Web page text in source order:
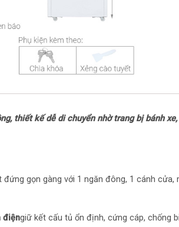
thiết kế dễ di chuyển nhờ trang bị bánh
gọn gàng với 1 ngăn đông, 1 cánh
điệngiữ kết cấu tủ ổn định, cứng cáp, chống